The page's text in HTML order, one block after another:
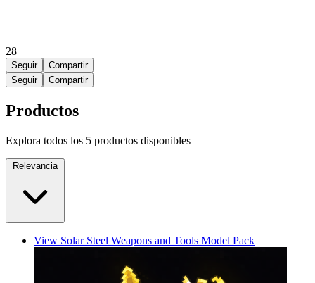
28
Seguir
Compartir
Seguir
Compartir
Productos
Explora todos los 5 productos disponibles
View Solar Steel Weapons and Tools Model Pack